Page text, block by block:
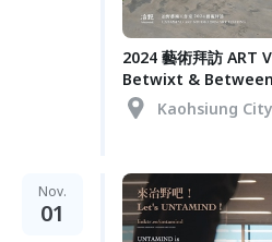
2024 藝術拜訪 ART
Betwixt & Between
Kaohsiung City
Nov.
01